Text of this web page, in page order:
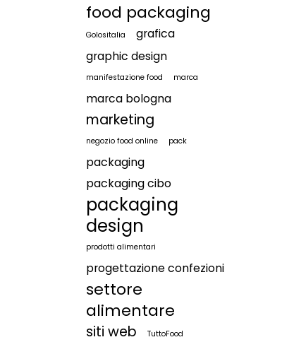
food packaging
Golositalia
grafica
graphic design
manifestazione food marca
marca bologna
marketing
negozio food online pack
packaging
packaging cibo
packaging
design
prodotti alimentari
progettazione confezioni
settore
alimentare
siti web TuttoFood